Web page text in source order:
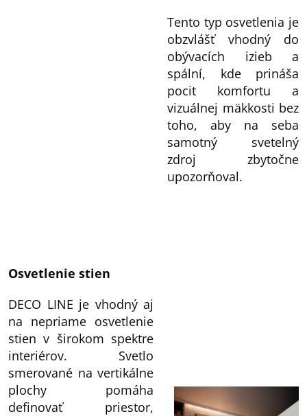
Tento typ osvetlenia je
obzvlášť vhodný do
obývacích izieb a
spální, kde prináša
pocit komfortu a
vizuálnej mäkkosti bez
toho, aby na seba
samotný svetelný
zdroj zbytočne
upozorňoval.
Osvetlenie stien
DECO LINE je vhodný aj
na nepriame osvetlenie
stien v širokom spektre
interiérov. Svetlo
smerované na vertikálne
plochy pomáha
definovať priestor,